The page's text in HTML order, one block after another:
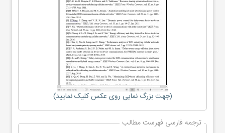
(جهت بزرگ نمایی روی عکس کلیک نمایید)
ترجمه فارسی فهرست مطالب